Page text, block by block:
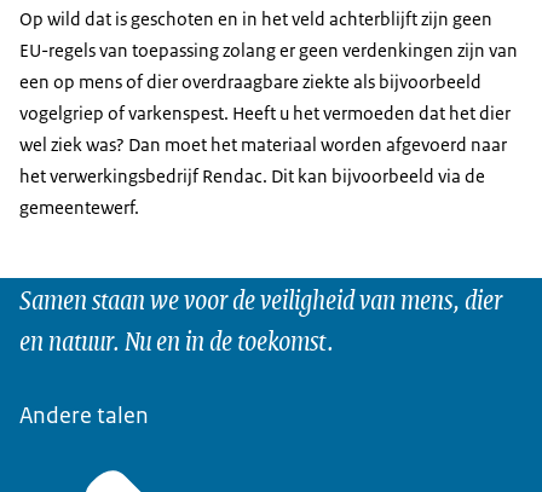
Op wild dat is geschoten en in het veld achterblijft zijn geen
EU-regels van toepassing zolang er geen verdenkingen zijn van
een op mens of dier overdraagbare ziekte als bijvoorbeeld
vogelgriep of varkenspest. Heeft u het vermoeden dat het dier
wel ziek was? Dan moet het materiaal worden afgevoerd naar
het verwerkingsbedrijf Rendac. Dit kan bijvoorbeeld via de
gemeentewerf.
Samen staan we voor de veiligheid van mens, dier
en natuur. Nu en in de toekomst.
Andere talen